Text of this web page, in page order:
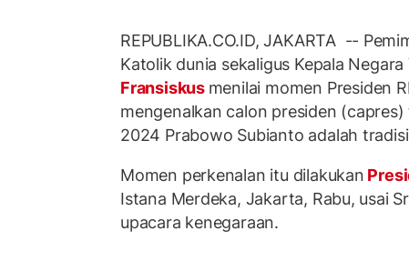
REPUBLIKA.CO.ID, JAKARTA --
Katolik dunia sekaligus Kepala Negara
Fransiskus menilai momen Presiden
mengenalkan calon presiden (capres)
2024 Prabowo Subianto adalah
Momen perkenalan itu dilakukan
Istana Merdeka, Jakarta, Rabu, usai
upacara kenegaraan.